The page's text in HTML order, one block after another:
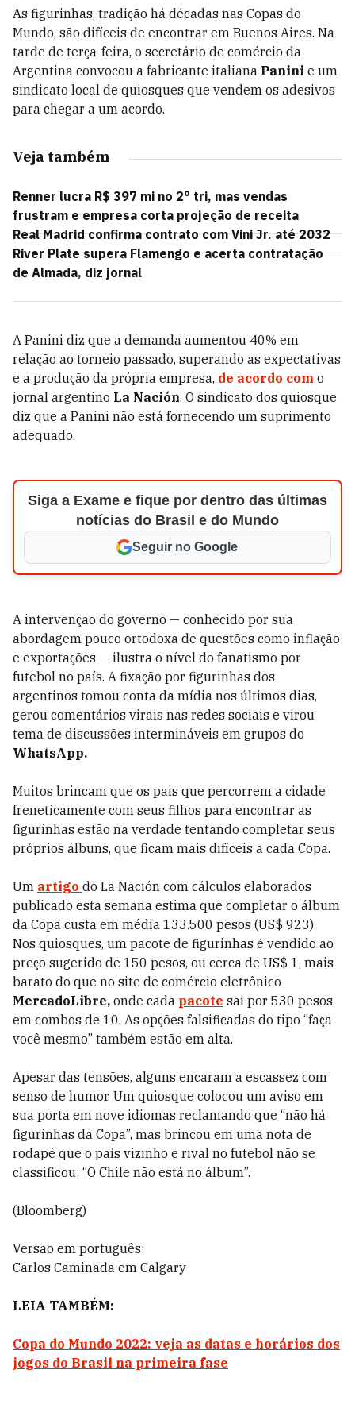
As figurinhas, tradição há décadas nas Copas do
Mundo, são difíceis de encontrar em Buenos Aires. Na
tarde de terça-feira, o secretário de comércio da
Argentina convocou a fabricante italiana Panini e um
sindicato local de quiosques que vendem os adesivos
para chegar a um acordo.
Veja também
Renner lucra R$ 397 mi no 2° tri, mas vendas
frustram e empresa corta projeção de receita
Real Madrid confirma contrato com Vini Jr. até 2032
River Plate supera Flamengo e acerta contratação
de Almada, diz jornal
A Panini diz que a demanda aumentou 40% em
relação ao torneio passado, superando as expectativas
e a produção da própria empresa, de acordo com o
jornal argentino La Nación. O sindicato dos quiosque
diz que a Panini não está fornecendo um suprimento
adequado.
Siga a Exame e fique por dentro das últimas
notícias do Brasil e do Mundo
Seguir no Google
A intervenção do governo — conhecido por sua
abordagem pouco ortodoxa de questões como inflação
e exportações — ilustra o nível do fanatismo por
futebol no país. A fixação por figurinhas dos
argentinos tomou conta da mídia nos últimos dias,
gerou comentários virais nas redes sociais e virou
tema de discussões intermináveis em grupos do
WhatsApp.
Muitos brincam que os pais que percorrem a cidade
freneticamente com seus filhos para encontrar as
figurinhas estão na verdade tentando completar seus
próprios álbuns, que ficam mais difíceis a cada Copa.
Um artigo do La Nación com cálculos elaborados
publicado esta semana estima que completar o álbum
da Copa custa em média 133.500 pesos (US$ 923).
Nos quiosques, um pacote de figurinhas é vendido ao
preço sugerido de 150 pesos, ou cerca de US$ 1, mais
barato do que no site de comércio eletrônico
MercadoLibre, onde cada pacote sai por 530 pesos
em combos de 10. As opções falsificadas do tipo “faça
você mesmo” também estão em alta.
Apesar das tensões, alguns encaram a escassez com
senso de humor. Um quiosque colocou um aviso em
sua porta em nove idiomas reclamando que “não há
figurinhas da Copa”, mas brincou em uma nota de
rodapé que o país vizinho e rival no futebol não se
classificou: “O Chile não está no álbum”.
(Bloomberg)
Versão em português:
Carlos Caminada em Calgary
LEIA TAMBÉM:
Copa do Mundo 2022: veja as datas e horários dos
jogos do Brasil na primeira fase